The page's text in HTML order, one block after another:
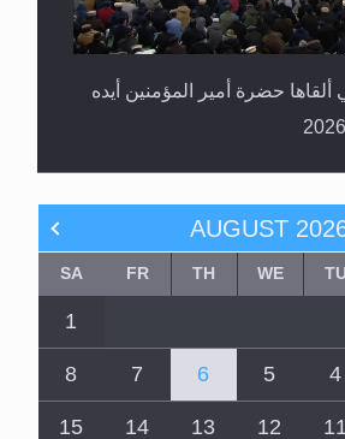
حضرة أمير المؤمنين أيده
AUGUST
WE
TH
FR
SA
1
4
5
6
7
8
11
12
13
14
15